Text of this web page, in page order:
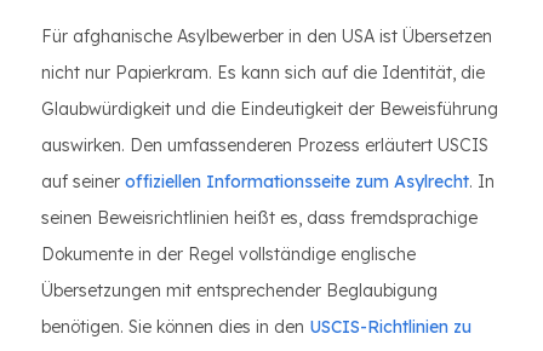
Für afghanische Asylbewerber in den USA ist Übersetzen
nicht nur Papierkram. Es kann sich auf die Identität, die
Glaubwürdigkeit und die Eindeutigkeit der Beweisführung
auswirken. Den umfassenderen Prozess erläutert USCIS
auf seiner offiziellen Informationsseite zum Asylrecht. In
seinen Beweisrichtlinien heißt es, dass fremdsprachige
Dokumente in der Regel vollständige englische
Übersetzungen mit entsprechender Beglaubigung
benötigen. Sie können dies in den USCIS-Richtlinien zu